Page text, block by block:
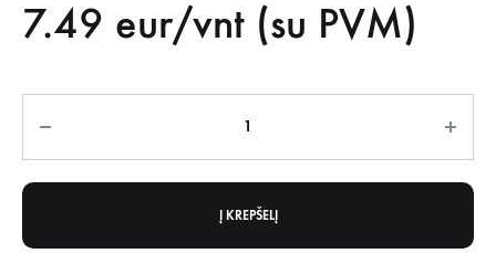
7.49 eur/vnt (su PVM)
Į KREPŠELĮ